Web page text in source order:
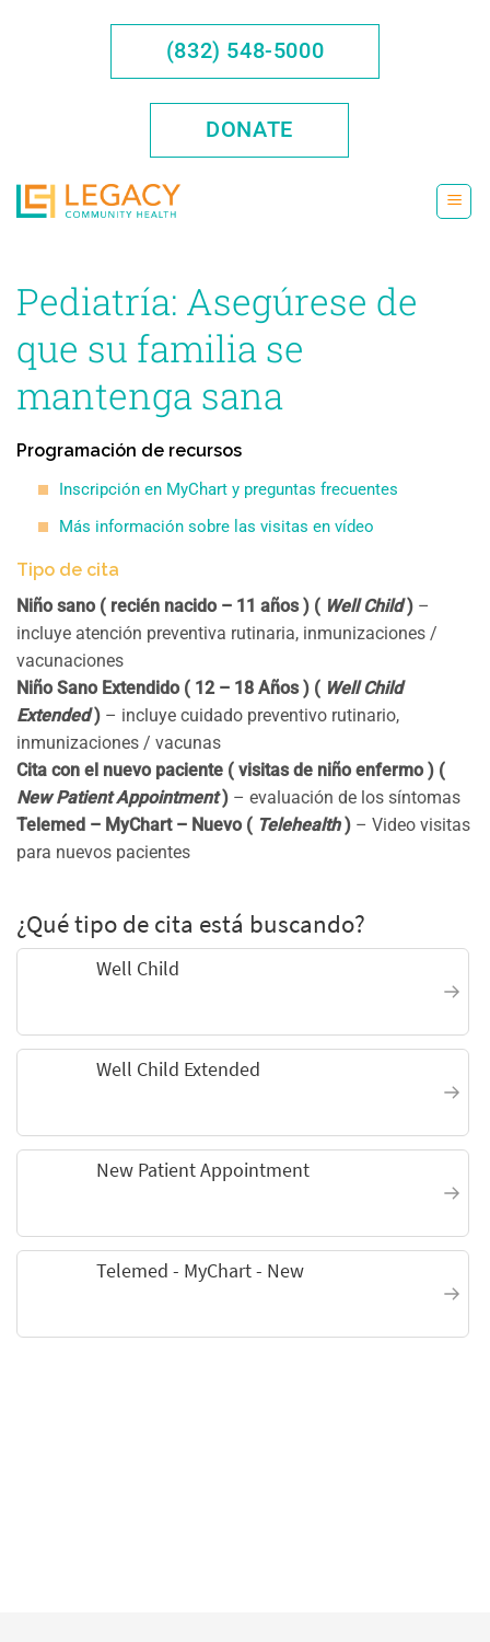
(832) 548-5000
DONATE
Pediatría: Asegúrese de
que su familia se
mantenga sana
Programación de recursos
Inscripción en MyChart y preguntas frecuentes
Más información sobre las visitas en vídeo
Tipo de cita
Niño sano ( recién nacido – 11 años ) ( Well Child) –
incluye atención preventiva rutinaria, inmunizaciones /
vacunaciones
Niño Sano Extendido ( 12 – 18 Años ) ( Well Child
Extended) – incluye cuidado preventivo rutinario,
inmunizaciones / vacunas
Cita con el nuevo paciente ( visitas de niño enfermo ) (
New Patient Appointment) – evaluación de los síntomas
Telemed – MyChart – Nuevo ( Telehealth) – Video visitas
para nuevos pacientes